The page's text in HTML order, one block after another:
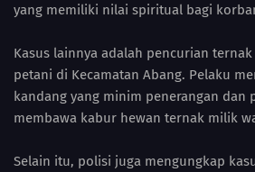
yang memiliki nilai spiritual bagi
Kasus lainnya adalah pencurian
petani di Kecamatan Abang. Pelaku
kandang yang minim penerangan dan
membawa kabur hewan ternak milik
Selain itu, polisi juga mengungkap